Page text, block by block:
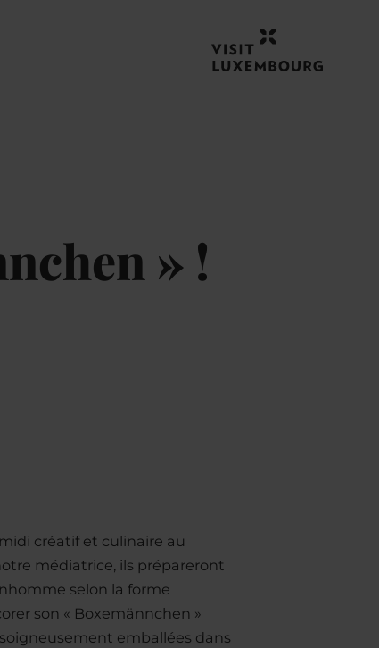
» !
créatif et culinaire au
médiatrice, ils prépareront
selon la forme
son « Boxemännchen »
emballées dans